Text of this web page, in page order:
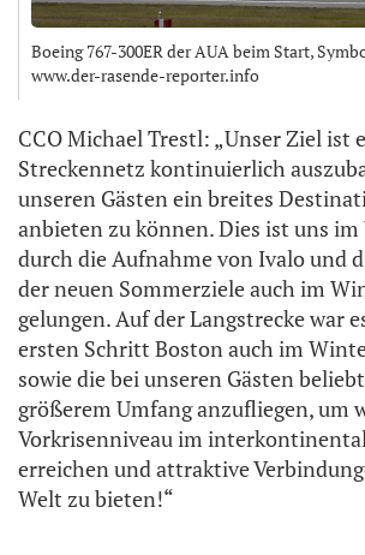
Boeing 767-300ER der AUA beim Start,
www.der-rasende-reporter.info
CCO Michael Trestl: „Unser Ziel ist
Streckennetz kontinuierlich
unseren Gästen ein breites
anbieten zu können. Dies ist uns
durch die Aufnahme von Ivalo und
der neuen Sommerziele auch im
gelungen. Auf der Langstrecke war
ersten Schritt Boston auch im
sowie die bei unseren Gästen
größerem Umfang anzufliegen, um
Vorkrisenniveau im
erreichen und attraktive
Welt zu bieten!“